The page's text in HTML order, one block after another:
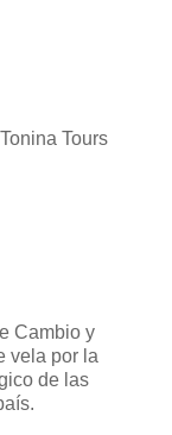
Tours
Cambio y
vela por la
de las